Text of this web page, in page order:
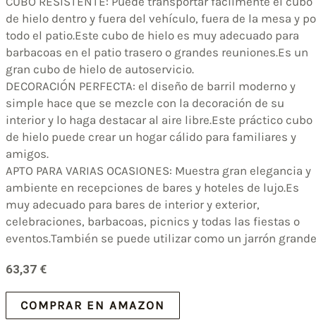
de hielo dentro y fuera del vehículo, fuera de la mesa y
todo el patio.Este cubo de hielo es muy adecuado para
barbacoas en el patio trasero o grandes reuniones.Es un
gran cubo de hielo de autoservicio.
DECORACIÓN PERFECTA: el diseño de barril moderno y
simple hace que se mezcle con la decoración de su
interior y lo haga destacar al aire libre.Este práctico cubo
de hielo puede crear un hogar cálido para familiares y
amigos.
APTO PARA VARIAS OCASIONES: Muestra gran elegancia y
ambiente en recepciones de bares y hoteles de lujo.Es
muy adecuado para bares de interior y exterior,
celebraciones, barbacoas, picnics y todas las fiestas o
eventos.También se puede utilizar como un jarrón
63,37 €
COMPRAR EN AMAZON